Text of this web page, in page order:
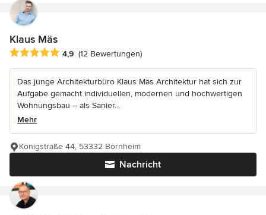
Klaus Mäs
Durchschnittliche Bewertung: 4.9 von 5 Sternen
4,9 (12 Bewertungen)
Das junge Architekturbüro Klaus Mäs Architektur hat sich zur
Aufgabe gemacht individuellen, modernen und hochwertigen
Wohnungsbau – als Sanier...
Mehr
Nachricht
Königstraße 44, 53332 Bornheim